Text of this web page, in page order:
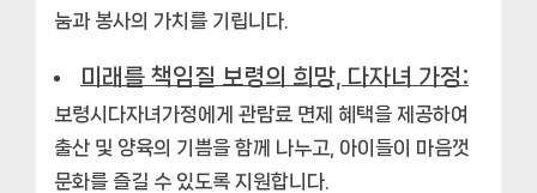
눔과 봉사의 가치를 기립니다.
미래를 책임질 보령의 희망, 다자녀 가정:
보령시다자녀가정에게 관람료 면제 혜택을 제공하여
출산 및 양육의 기쁨을 함께 나누고, 아이들이 마음껏
문화를 즐길 수 있도록 지원합니다.